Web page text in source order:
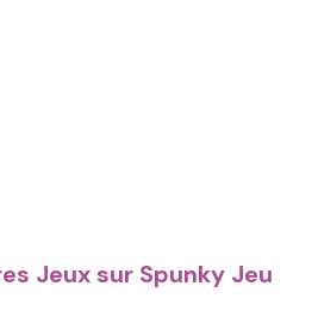
Jeux sur Spunky Jeu